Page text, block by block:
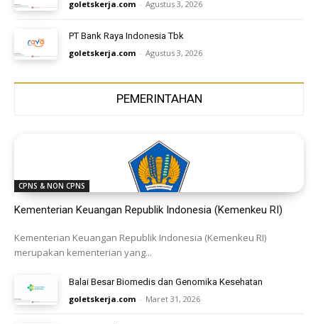
goletskerja.com - Agustus 3, 2026
PT Bank Raya Indonesia Tbk
goletskerja.com - Agustus 3, 2026
PEMERINTAHAN
CPNS & NON CPNS
Kementerian Keuangan Republik Indonesia (Kemenkeu RI)
Kementerian Keuangan Republik Indonesia (Kemenkeu RI)
merupakan kementerian yang...
Balai Besar Biomedis dan Genomika Kesehatan
goletskerja.com - Maret 31, 2026